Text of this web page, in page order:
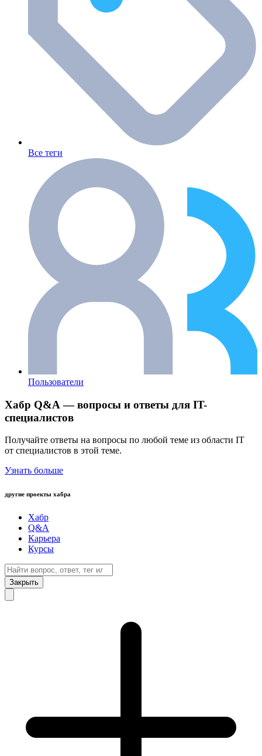
Все теги
Пользователи
Хабр Q&A — вопросы и ответы для IT-
специалистов
Получайте ответы на вопросы по любой теме из области IT
от специалистов в этой теме.
Узнать больше
другие проекты хабра
Хабр
Q&A
Карьера
Курсы
Закрыть